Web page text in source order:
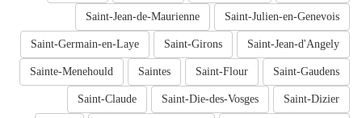
Saint-Julien-en-Genevois
Saint-Jean-de-Maurienne
Saint-Jean-d'Angely
Saint-Girons
Saint-Germain-en-Laye
Saint-Gaudens
Saint-Flour
Saintes
Sainte-Menehould
Saint-Dizier
Saint-Die-des-Vosges
Saint-Claude